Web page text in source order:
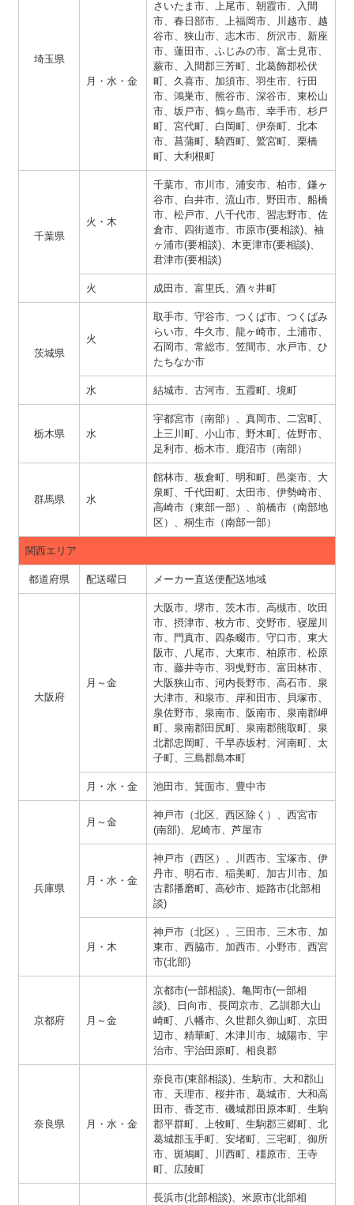
埼玉県
月・水・金
さいたま市、上尾市、朝霞市、入間
市、春日部市、上福岡市、川越市、越
谷市、狭山市、志木市、所沢市、新座
市、蓮田市、ふじみの市、富士見市、
蕨市、入間郡三芳町、北葛飾郡松伏
町、久喜市、加須市、羽生市、行田
市、鴻巣市、熊谷市、深谷市、東松山
市、坂戸市、鶴ヶ島市、幸手市、杉戸
町、宮代町、白岡町、伊奈町、北本
市、菖蒲町、騎西町、鷲宮町、栗橋
町、大利根町
千葉県
火・木
千葉市、市川市、浦安市、柏市、鎌ヶ
谷市、白井市、流山市、野田市、船橋
市、松戸市、八千代市、習志野市、佐
倉市、四街道市、市原市(要相談)、袖
ヶ浦市(要相談)、木更津市(要相談)、
君津市(要相談)
火 成田市、富里氏、酒々井町
茨城県
火
取手市、守谷市、つくば市、つくばみ
らい市、牛久市、龍ヶ崎市、土浦市、
石岡市、常総市、笠間市、水戸市、ひ
たちなか市
水 結城市、古河市、五霞町、境町
栃木県 水
宇都宮市（南部）、真岡市、二宮町、
上三川町、小山市、野木町、佐野市、
足利市、栃木市、鹿沼市（南部）
群馬県 水
館林市、板倉町、明和町、邑楽市、大
泉町、千代田町、太田市、伊勢崎市、
高崎市（東部一部）、前橋市（南部地
区）、桐生市（南部一部）
関西エリア
都道府県 配送曜日 メーカー直送便配送地域
大阪府
月～金
大阪市、堺市、茨木市、高槻市、吹田
市、摂津市、枚方市、交野市、寝屋川
市、門真市、四条畷市、守口市、東大
阪市、八尾市、大東市、柏原市、松原
市、藤井寺市、羽曵野市、富田林市、
大阪狭山市、河内長野市、高石市、泉
大津市、和泉市、岸和田市、貝塚市、
泉佐野市、泉南市、阪南市、泉南郡岬
町、泉南郡田尻町、泉南郡熊取町、泉
北郡忠岡町、千早赤坂村、河南町、太
子町、三島郡島本町
月・水・金 池田市、箕面市、豊中市
兵庫県
月～金
神戸市（北区、西区除く）、西宮市
(南部)、尼崎市、芦屋市
月・水・金
神戸市（西区）、川西市、宝塚市、伊
丹市、明石市、稲美町、加古川市、加
古郡播磨町、高砂市、姫路市(北部相
談)
月・木
神戸市（北区）、三田市、三木市、加
東市、西脇市、加西市、小野市、西宮
市(北部)
京都府 月～金
京都市(一部相談)、亀岡市(一部相
談)、日向市、長岡京市、乙訓郡大山
崎町、八幡市、久世郡久御山町、京田
辺市、精華町、木津川市、城陽市、宇
治市、宇治田原町、相良郡
奈良県 月・水・金
奈良市(東部相談)、生駒市、大和郡山
市、天理市、桜井市、葛城市、大和高
田市、香芝市、磯城郡田原本町、生駒
郡平群町、上牧町、生駒郡三郷町、北
葛城郡玉手町、安堵町、三宅町、御所
市、斑鳩町、川西町、橿原市、王寺
町、広陵町
長浜市(北部相談)、米原市(北部相